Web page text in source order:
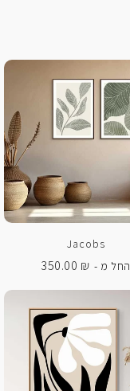
Jacobs
החל מ -
350.00 ₪